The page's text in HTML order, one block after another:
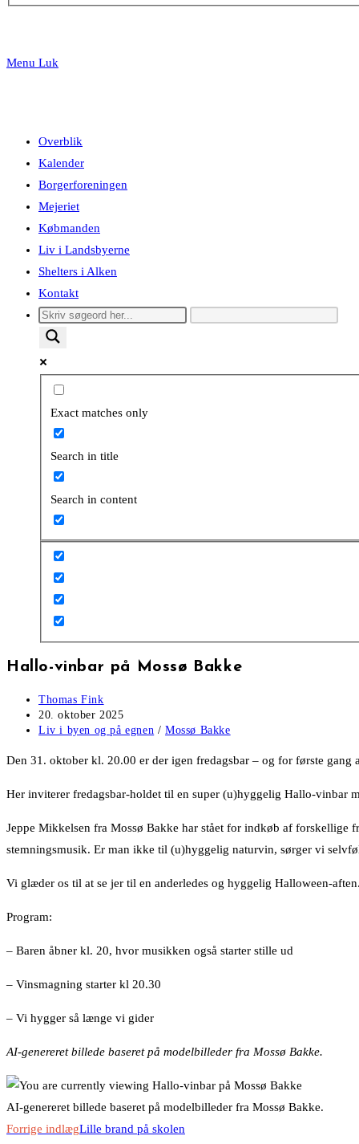
Menu Luk
Overblik
Kalender
Borgerforeningen
Mejeriet
Købmanden
Liv i Landsbyerne
Shelters i Alken
Kontakt
Exact matches only
Search in title
Search in content
Hallo-vinbar på Mossø Bakke
Post
author:
Thomas Fink
Post
published:
20. oktober 2025
Post
Liv i byen og på egnen / Mossø Bakke
Den 31. oktober kl. 20.00 er der igen fredagsbar – og for første gang
Her inviterer fredagsbar-holdet til en super (u)hyggelig Hallo-vinbar
Jeppe Mikkelsen fra Mossø Bakke har stået for indkøb af
stemningsmusik. Er man ikke til (u)hyggelig naturvin, sørger vi
Vi glæder os til at se jer til en anderledes og hyggelig Halloween-
Program:
– Baren åbner kl. 20, hvor musikken også starter stille ud
– Vinsmagning starter kl 20.30
– Vi hygger så længe vi gider
AI-genereret billede baseret på modelbilleder fra Mossø Bakke.
AI-genereret billede baseret på modelbilleder fra Mossø Bakke.
Read
Forrige indlægLille brand på skolen